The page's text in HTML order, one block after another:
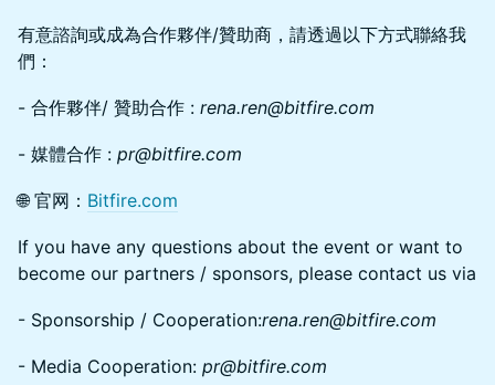
有意諮詢或成為合作夥伴/贊助商，請透過以下方式聯絡我
們：
- 合作夥伴/ 贊助合作 : rena.ren@bitfire.com
- 媒體合作 : pr@bitfire.com
🌐 官网： Bitfire.com
If you have any questions about the event or want to
become our partners / sponsors, please contact us via
- Sponsorship / Cooperation:rena.ren@bitfire.com
- Media Cooperation: pr@bitfire.com